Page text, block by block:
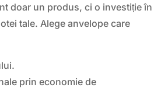
doar un produs, ci o investiție în
tale. Alege anvelope care
prin economie de